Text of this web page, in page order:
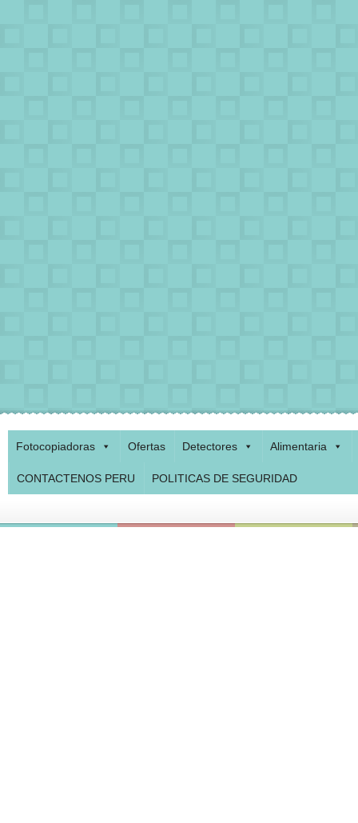
Fotocopiadoras Ofertas Detectores Alimentaria
CONTACTENOS PERU POLITICAS DE SEGURIDAD